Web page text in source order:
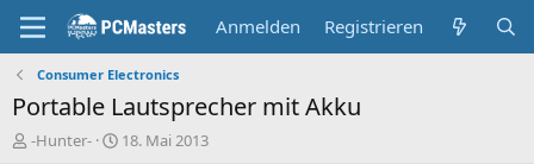
Anmelden Registrieren
Consumer Electronics
Portable Lautsprecher mit Akku
E
-Hunter-
E18. Mai 2013